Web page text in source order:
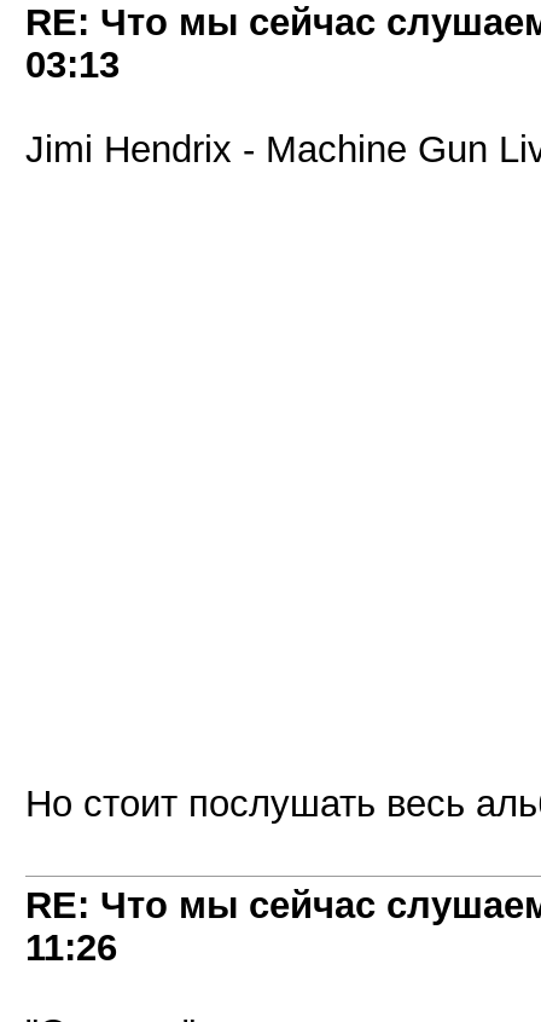
RE: Что мы сейчас
03:13
Jimi Hendrix - Machine Gun
Но стоит послушать весь
RE: Что мы сейчас
11:26